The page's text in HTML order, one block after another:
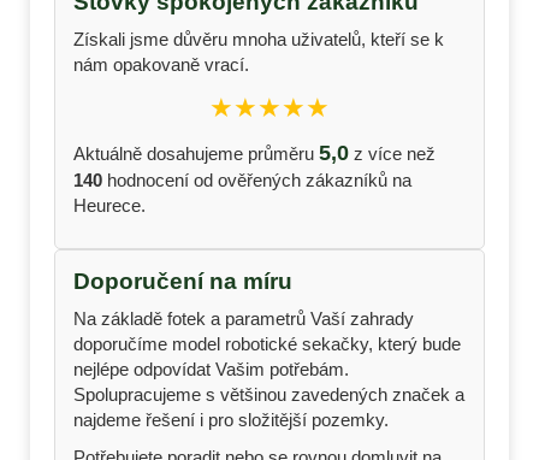
Získali jsme důvěru mnoha uživatelů, kteří se k
nám opakovaně vrací.
★★★★★
Aktuálně dosahujeme průměru 5,0 z více než
140 hodnocení od ověřených zákazníků na
Heurece.
Doporučení na míru
Na základě fotek a parametrů Vaší zahrady
doporučíme model robotické sekačky, který bude
nejlépe odpovídat Vašim potřebám.
Spolupracujeme s většinou zavedených značek a
najdeme řešení i pro složitější pozemky.